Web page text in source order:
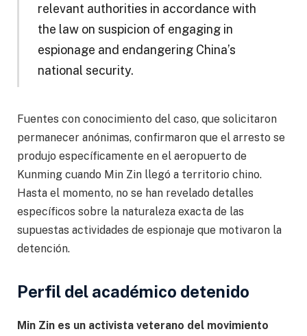
relevant authorities in accordance with
the law on suspicion of engaging in
espionage and endangering China’s
national security.
Fuentes con conocimiento del caso, que solicitaron
permanecer anónimas, confirmaron que el arresto se
produjo específicamente en el aeropuerto de
Kunming cuando Min Zin llegó a territorio chino.
Hasta el momento, no se han revelado detalles
específicos sobre la naturaleza exacta de las
supuestas actividades de espionaje que motivaron la
detención.
Perfil del académico detenido
Min Zin es un activista veterano del movimiento